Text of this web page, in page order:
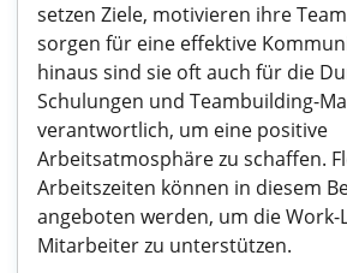
setzen Ziele, motivieren ihre
sorgen für eine effektive
hinaus sind sie oft auch für die
Schulungen und Teambuilding-
verantwortlich, um eine positive
Arbeitsatmosphäre zu schaffen.
Arbeitszeiten können in diesem
angeboten werden, um die Work-
Mitarbeiter zu unterstützen.